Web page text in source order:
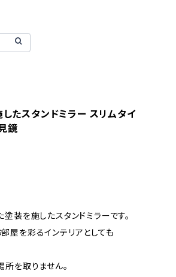
たスタンドミラー スリムタイ
鏡
装を施したスタンドミラーです。
屋を彩るインテリアとしても
を取りません。